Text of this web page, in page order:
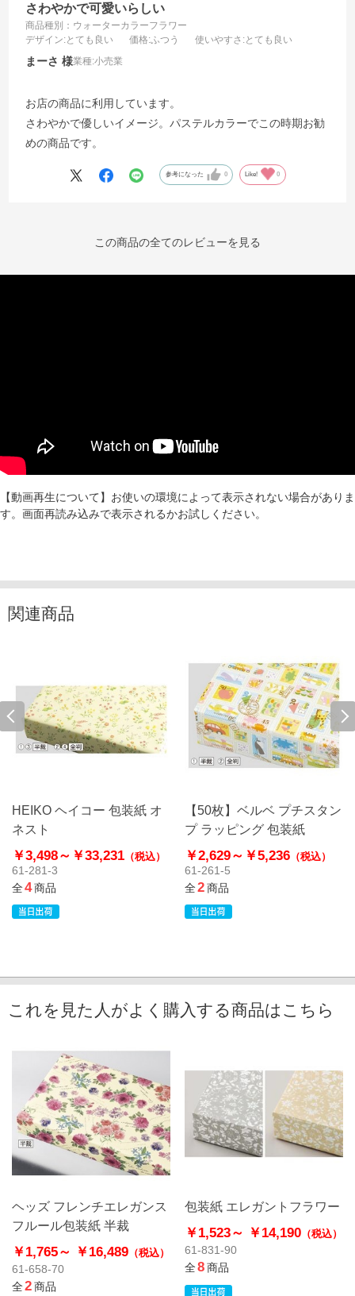
さわやかで可愛いらしい
商品種別：ウォーターカラーフラワー
デザイン:とても良い 価格:ふつう 使いやすさ :とても良い
まーさ 業種:小売業
お店の商品に利用しています。
さわやかで優しいイメージ。パステルカラーでこの時期お勧
めの商品です。
参考になった 0 Like! 0
この商品の全てのレビューを見る
【動画再生について】お使いの環境によって表示されない場合がありま
す。画面再読み込みで表示されるかお試しください。
関連商品
HEIKO ヘイコー 包装紙 オ
ネスト
￥3,498～ ￥33,231 （税込）
61-281-3
全4商品
【50枚】ベルベ プチスタン
プ ラッピング 包装紙
￥2,629～ ￥5,236 （税込）
61-261-5
全2商品
これを見た人がよく購入する商品はこちら
ヘッズ フレンチエレガンス
フルール包装紙 半裁
￥1,765～ ￥16,489 （税込）
61-658-70
全2商品
包装紙 エレガントフラワー
￥1,523～ ￥14,190（税込）
61-831-90
全8商品